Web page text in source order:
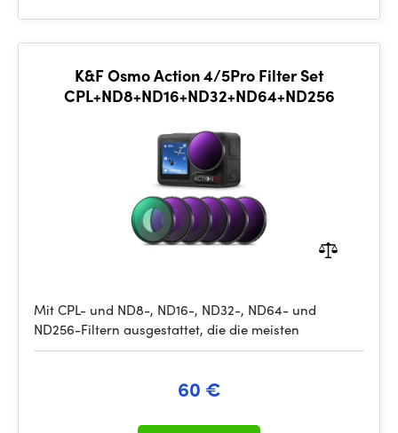
K&F Osmo Action 4/5Pro Filter Set
CPL+ND8+ND16+ND32+ND64+ND256
Mit CPL- und ND8-, ND16-, ND32-, ND64- und
ND256-Filtern ausgestattet, die die meisten
60 €